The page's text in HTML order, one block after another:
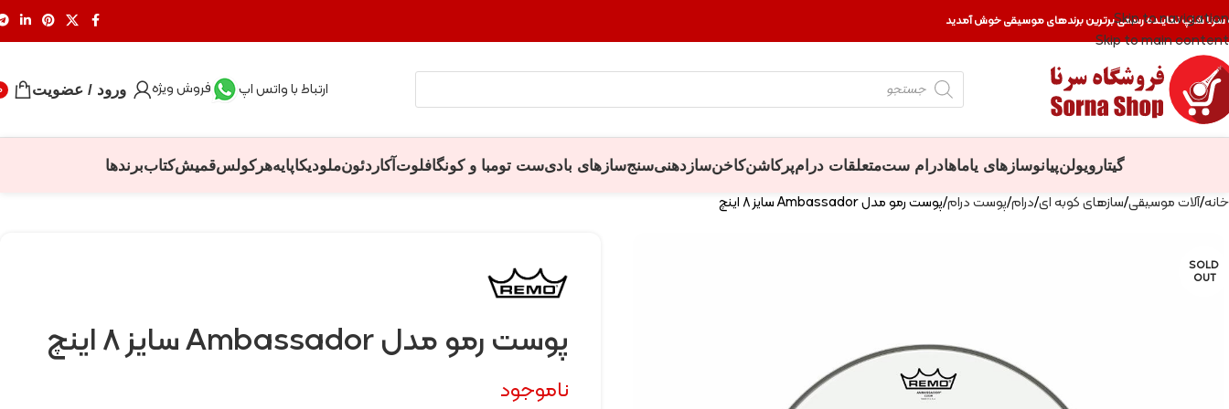
Skip to navigation
Skip to main content
سرنا شاپ نماینده رسمی برترین برندهای موسیقی خوش آمدید
ارتباط با واتس اپ فروش ویژه ورود / عضویت
گیتار ویولنپیانوسازهای یاماهادرام ستمتعلقات درامپرکاشنکاخنسازدهنیسنجسازهای بادیست تومبا و کونگافلوت آکاردئونملودیکاپایههرکولسقمیشکتاببرندها
خانه آلات موسیقی سازهای کوبه ای درام پوست درام پوست رمو مدل Ambassador سایز 8 اینچ
SOLD
OUT
پوست رمو مدل Ambassador سایز 8 اینچ
ناموجود